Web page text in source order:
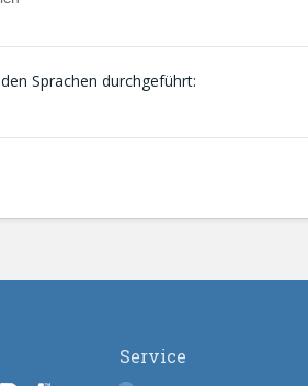
Sprachen durchgeführt:
Service